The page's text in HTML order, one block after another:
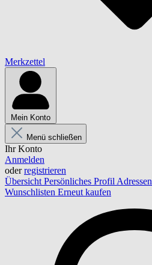
Merkzettel
Mein Konto
Menü schließen
Ihr Konto
Anmelden
oderregistrieren
Übersicht Persönliches Profil Adressen
Wunschlisten Erneut kaufen